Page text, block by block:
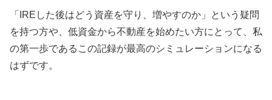
「IREした後はどう資産を守り、増やすのか」という疑問
を持つ方や、低資金から不動産を始めたい方にとって、私
の第一歩であるこの記録が最高のシミュレーションになる
はずです。